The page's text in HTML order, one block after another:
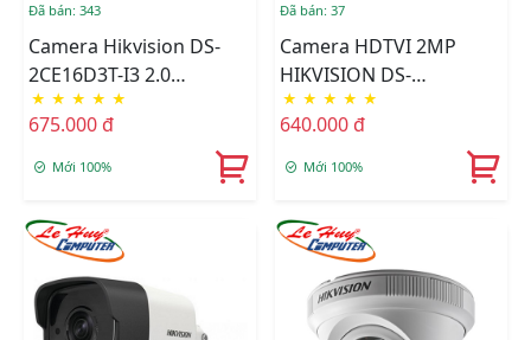
Đã bán: 343
Camera Hikvision DS-
2CE16D3T-I3 2.0
Megapixel
★ ★ ★ ★ ★
675.000 đ
Mới 100%
Đã bán: 37
Camera HDTVI 2MP
HIKVISION DS-
2CE16D3T-I3P
★ ★ ★ ★ ★
640.000 đ
Mới 100%